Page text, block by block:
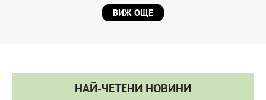
ВИЖ ОЩЕ
НАЙ-ЧЕТЕНИ НОВИНИ